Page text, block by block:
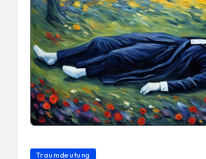
Posted
Traumdeutung